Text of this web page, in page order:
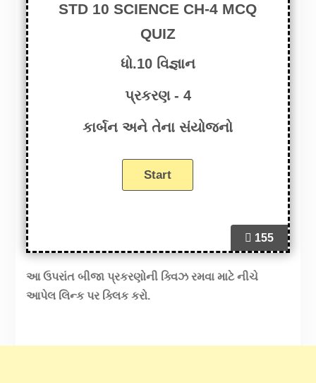
155
STD 10 SCIENCE CH-4 MCQ
QUIZ
ધો.10 વિજ્ઞાન
પ્રકરણ - 4
કાર્બન અને તેના સંયોજનો
આ ઉપરાંત બીજા પ્રકરણોની ક્વિઝ રમવા માટે નીચે
આપેલ લિન્ક પર ક્લિક કરો.